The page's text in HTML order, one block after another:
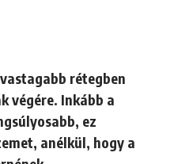
rétegben
végére. Inkább a
ez
anélkül, hogy a